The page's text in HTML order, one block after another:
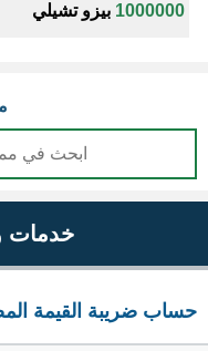
1000000 بيزو تشيلي
خدمات
حساب ضريبة القيمة